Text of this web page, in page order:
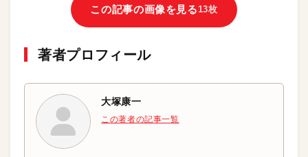
この記事の画像を見る 13枚
著者プロフィール
大塚康一
この著者の記事一覧